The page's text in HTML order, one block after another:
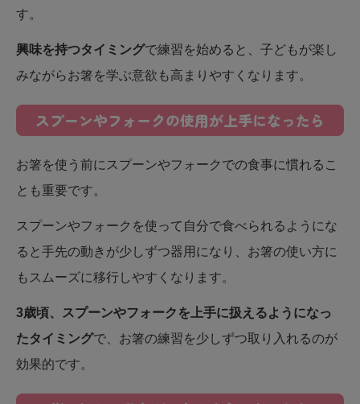
す。
興味を持つタイミングで練習を始めると、子どもが楽し
みながらお箸を学ぶ意欲も高まりやすくなります。
スプーンやフォークの使用が上手になったら
お箸を使う前にスプーンやフォークでの食事に慣れるこ
とも重要です。
スプーンやフォークを使って自分で食べられるようにな
ると手先の動きが少しずつ器用になり、お箸の使い方に
もスムーズに移行しやすくなります。
3歳頃、スプーンやフォークを上手に扱えるようになっ
たタイミングで、お箸の練習を少しずつ取り入れるのが
効果的です。